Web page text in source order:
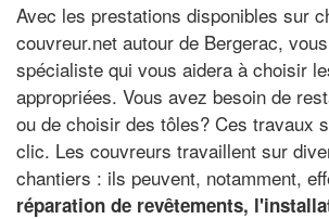
Avec les prestations disponibles sur
couvreur.net autour de Bergerac,
spécialiste qui vous aidera à choisir
appropriées. Vous avez besoin de
ou de choisir des tôles? Ces travaux
clic. Les couvreurs travaillent sur
chantiers : ils peuvent, notamment,
réparation de revêtements,